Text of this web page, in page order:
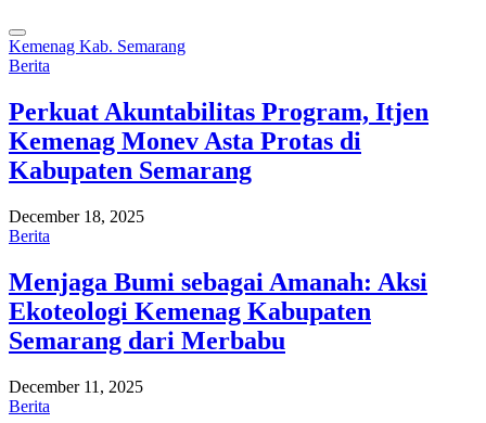
Kemenag Kab. Semarang
Berita
Perkuat Akuntabilitas Program, Itjen
Kemenag Monev Asta Protas di
Kabupaten Semarang
December 18, 2025
Berita
Menjaga Bumi sebagai Amanah: Aksi
Ekoteologi Kemenag Kabupaten
Semarang dari Merbabu
December 11, 2025
Berita